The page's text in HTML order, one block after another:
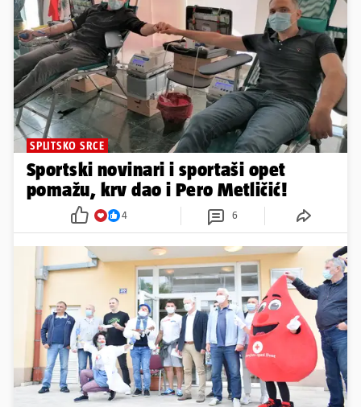
SPLITSKO SRCE
Sportski novinari i sportaši opet
pomažu, krv dao i Pero Metličić!
4 6